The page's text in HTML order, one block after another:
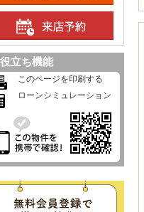
立ち機能
このページを印刷する
ローンシミュレーション